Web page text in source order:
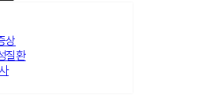
상
질환